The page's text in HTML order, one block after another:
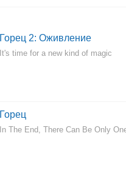
Горец 2: Оживление
It's time for a new kind of magic
Горец
In The End, There Can Be Only